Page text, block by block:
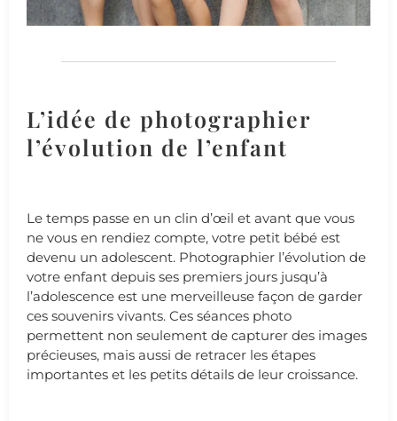
L’idée de photographier
l’évolution de l’enfant
Le temps passe en un clin d’œil et avant que vous
ne vous en rendiez compte, votre petit bébé est
devenu un adolescent. Photographier l’évolution de
votre enfant depuis ses premiers jours jusqu’à
l’adolescence est une merveilleuse façon de garder
ces souvenirs vivants. Ces séances photo
permettent non seulement de capturer des images
précieuses, mais aussi de retracer les étapes
importantes et les petits détails de leur croissance.